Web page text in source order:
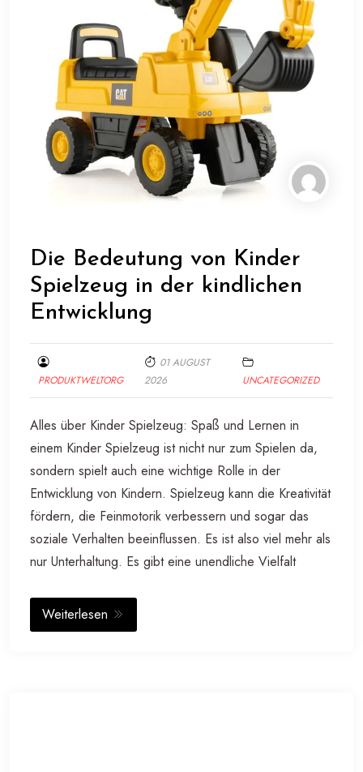
Die Bedeutung von Kinder
Spielzeug in der kindlichen
Entwicklung
PRODUKTWELTORG
01 AUGUST
2026
UNCATEGORIZED
Alles über Kinder Spielzeug: Spaß und Lernen in
einem Kinder Spielzeug ist nicht nur zum Spielen da,
sondern spielt auch eine wichtige Rolle in der
Entwicklung von Kindern. Spielzeug kann die Kreativität
fördern, die Feinmotorik verbessern und sogar das
soziale Verhalten beeinflussen. Es ist also viel mehr als
nur Unterhaltung. Es gibt eine unendliche Vielfalt
Weiterlesen